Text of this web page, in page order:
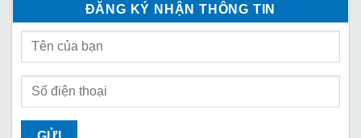
ĐĂNG KÝ NHẬN THÔNG TIN